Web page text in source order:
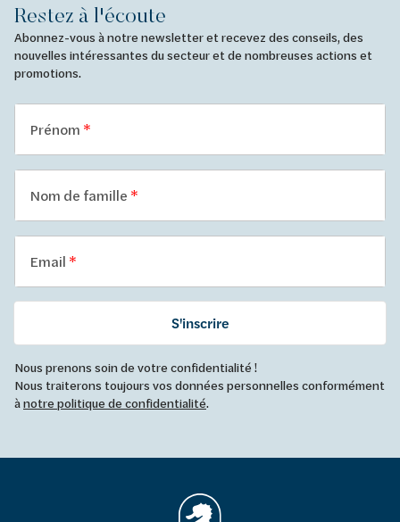
Restez à l'écoute
Abonnez-vous à notre newsletter et recevez des conseils, des
nouvelles intéressantes du secteur et de nombreuses actions et
promotions.
Prénom
Nom de famille
Email
S'inscrire
Nous prenons soin de votre confidentialité !
Nous traiterons toujours vos données personnelles conformément
ànotre politique de confidentialité.